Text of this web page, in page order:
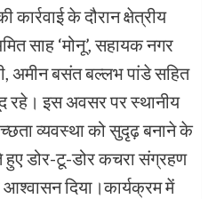
के दौरान क्षेत्रीय
साह ‘मोनू’, सहायक नगर
अमीन बसंत बल्लभ पांडे सहित
रहे। इस अवसर पर स्थानीय
व्यवस्था को सुदृढ़ बनाने के
हुए डोर-टू-डोर कचरा संग्रहण
दिया।कार्यक्रम में